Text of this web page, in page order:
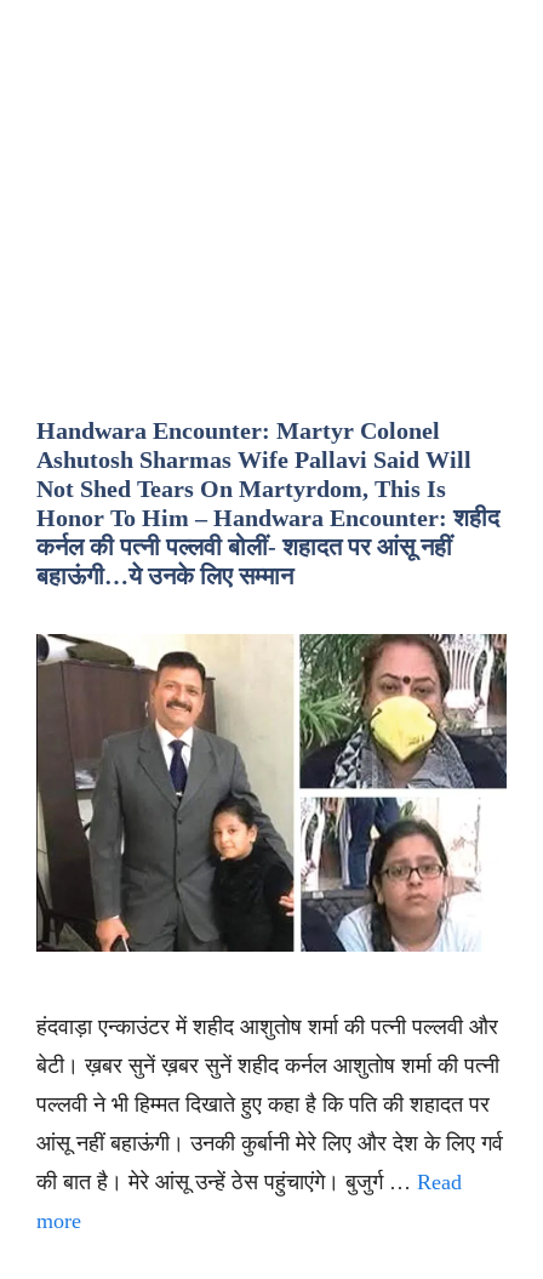
Handwara Encounter: Martyr Colonel
Ashutosh Sharmas Wife Pallavi Said Will
Not Shed Tears On Martyrdom, This Is
Honor To Him – Handwara Encounter: शहीद
कर्नल की पत्नी पल्लवी बोलीं- शहादत पर आंसू नहीं
बहाऊंगी…ये उनके लिए सम्मान
हंदवाड़ा एन्काउंटर में शहीद आशुतोष शर्मा की पत्नी पल्लवी और
बेटी। ख़बर सुनें ख़बर सुनें शहीद कर्नल आशुतोष शर्मा की पत्नी
पल्लवी ने भी हिम्मत दिखाते हुए कहा है कि पति की शहादत पर
आंसू नहीं बहाऊंगी। उनकी कुर्बानी मेरे लिए और देश के लिए गर्व
की बात है। मेरे आंसू उन्हें ठेस पहुंचाएंगे। बुजुर्ग … Read
more